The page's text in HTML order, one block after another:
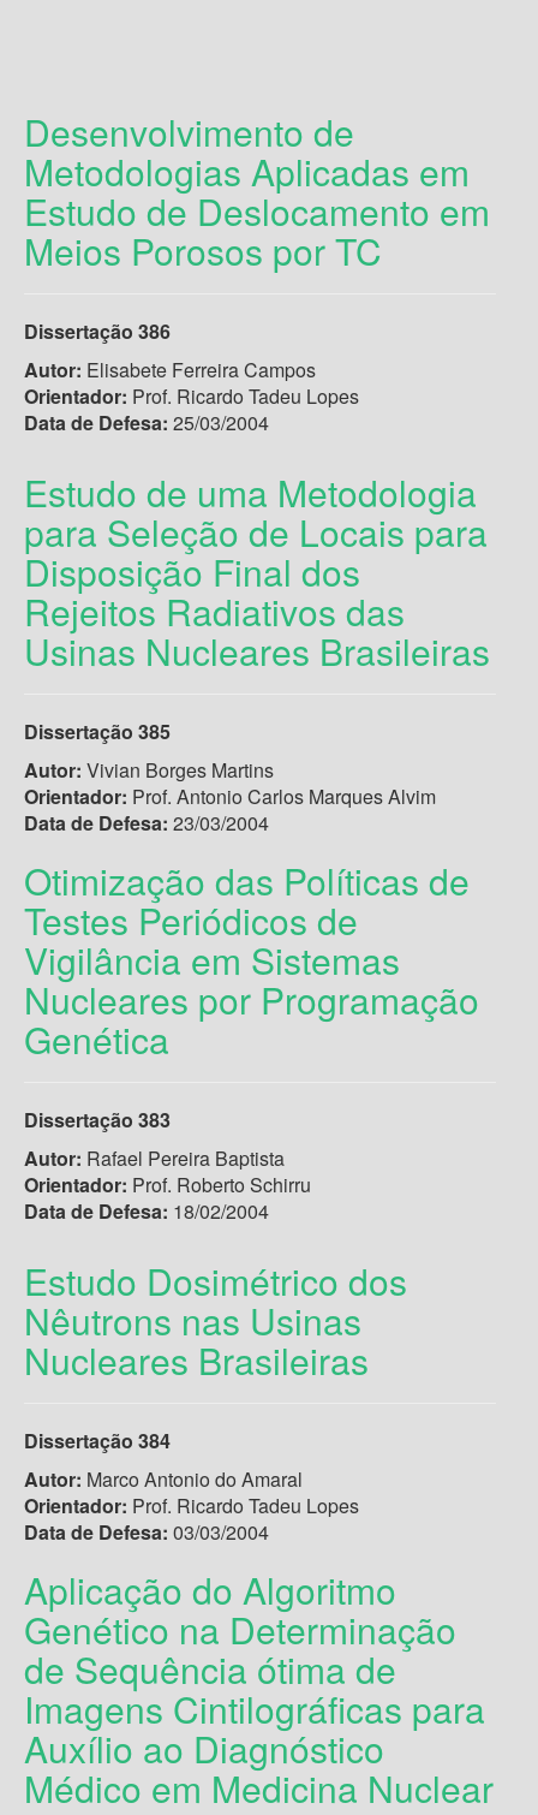
Desenvolvimento de
Metodologias Aplicadas em
Estudo de Deslocamento em
Meios Porosos por TC
Dissertação 386
Autor: Elisabete Ferreira Campos
Orientador: Prof. Ricardo Tadeu Lopes
Data de Defesa: 25/03/2004
Estudo de uma Metodologia
para Seleção de Locais para
Disposição Final dos
Rejeitos Radiativos das
Usinas Nucleares Brasileiras
Dissertação 385
Autor: Vivian Borges Martins
Orientador: Prof. Antonio Carlos Marques Alvim
Data de Defesa: 23/03/2004
Otimização das Políticas de
Testes Periódicos de
Vigilância em Sistemas
Nucleares por Programação
Genética
Dissertação 383
Autor: Rafael Pereira Baptista
Orientador: Prof. Roberto Schirru
Data de Defesa: 18/02/2004
Estudo Dosimétrico dos
Nêutrons nas Usinas
Nucleares Brasileiras
Dissertação 384
Autor: Marco Antonio do Amaral
Orientador: Prof. Ricardo Tadeu Lopes
Data de Defesa: 03/03/2004
Aplicação do Algoritmo
Genético na Determinação
de Sequência ótima de
Imagens Cintilográficas para
Auxílio ao Diagnóstico
Médico em Medicina Nuclear